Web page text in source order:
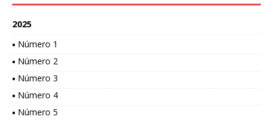
2025
▪ Número 1
▪ Número 2
▪ Número 3
▪ Número 4
▪ Número 5